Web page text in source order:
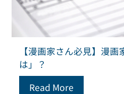
【漫画家さん必見】漫
は」？
Read More